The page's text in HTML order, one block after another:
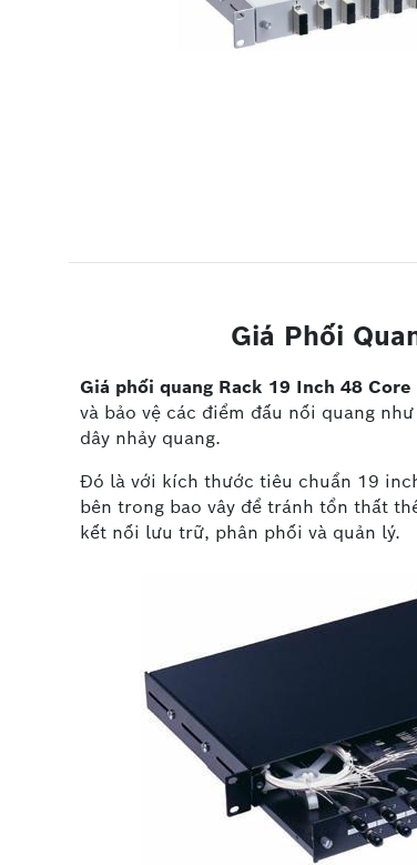
Giá Phối
Giá phối quang Rack 19 Inch 48 Core
và bảo vệ các điểm đấu nối quang
dây nhảy quang.
Đó là với kích thước tiêu chuẩn 19
bên trong bao vây để tránh tổn thất
kết nối lưu trữ, phân phối và quản lý.